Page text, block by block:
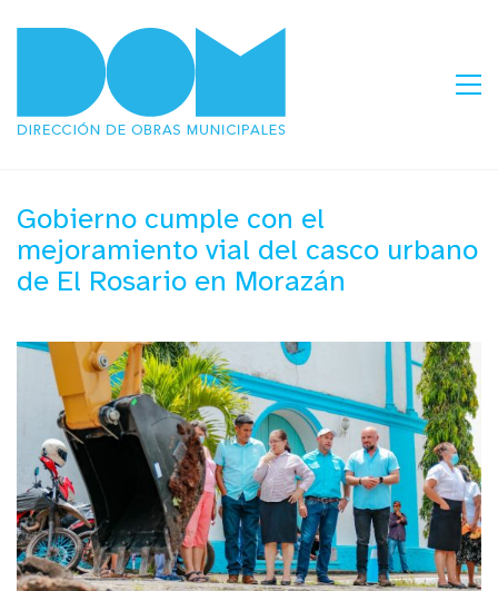
Gobierno cumple con el
mejoramiento vial del casco urbano
de El Rosario en Morazán